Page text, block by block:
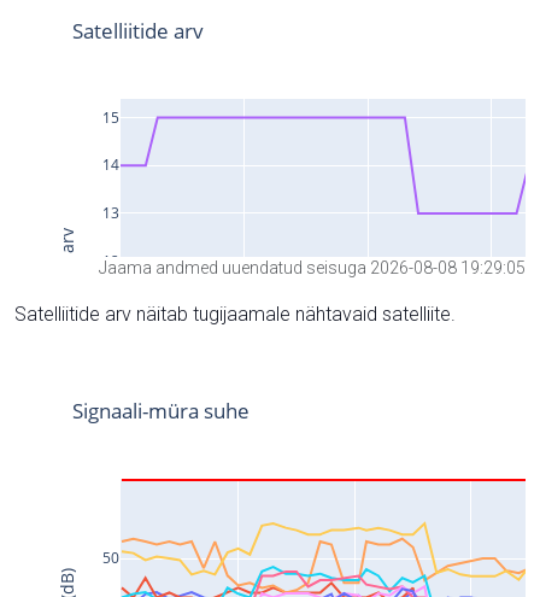
Jaama andmed uuendatud seisuga 2026-08-08 19:29:05
Satelliitide arv näitab tugijaamale nähtavaid satelliite.